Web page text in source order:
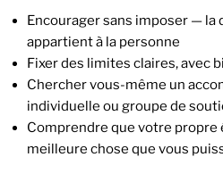
Encourager sans imposer — la
appartient à la personne
Fixer des limites claires, avec
Chercher vous-même un
individuelle ou groupe de
Comprendre que votre propre
meilleure chose que vous